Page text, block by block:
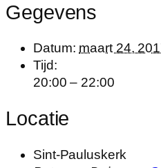
Gegevens
Datum: maart 24,
Tijd:
20:00 – 22:00
Locatie
Sint-Pauluskerk